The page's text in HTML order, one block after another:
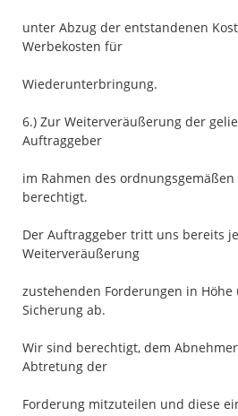
unter Abzug der entstandenen
Werbekosten für
Wiederunterbringung.
6.) Zur Weiterveräußerung der
Auftraggeber
im Rahmen des
berechtigt.
Der Auftraggeber tritt uns bereits
Weiterveräußerung
zustehenden Forderungen in
Sicherung ab.
Wir sind berechtigt, dem
Abtretung der
Forderung mitzuteilen und diese